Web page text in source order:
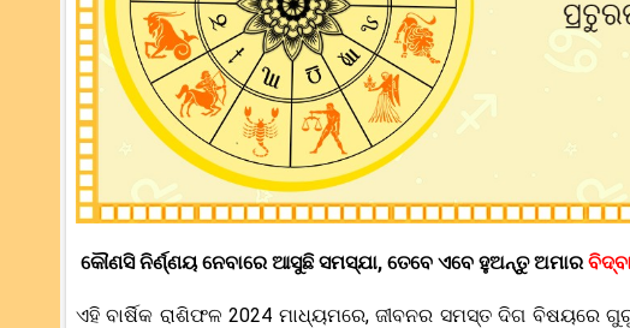
କୌଣସି ନିର୍ଣ୍ଣୟ ନେବାରେ ଆସୁଛି ସମସ୍ଯା, ତେବେ ଏବେ ହୁଅନ୍ତୁ ଅମାର
ଏହି ବାର୍ଷିକ ରାଶିଫଳ 2024 ମାଧ୍ୟମରେ, ଜୀବନର ସମସ୍ତ ଦିଗ ବିଷୟରେ